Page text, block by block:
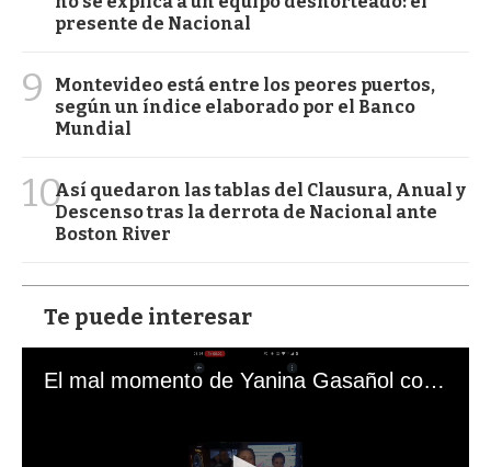
presente de Nacional
9
Montevideo está entre los peores puertos,
según un índice elaborado por el Banco
Mundial
10Así quedaron las tablas del Clausura, Anual y
Descenso tras la derrota de Nacional ante
Boston River
Te puede interesar
El mal momento de Yanina Gasañol con un hincha argentino en "Subrayado"